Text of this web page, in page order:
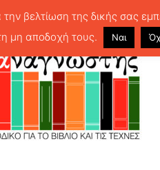
βελτίωση της δικής σας
μη αποδοχή τους.
Ναι